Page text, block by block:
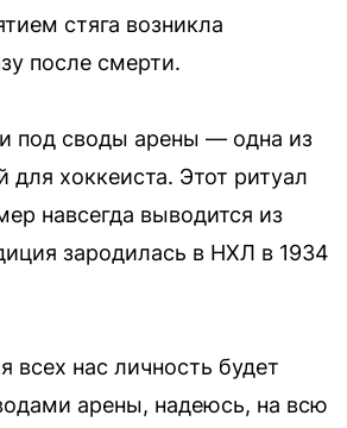
стяга возникла
после смерти.
под своды арены — одна из
для хоккеиста. Этот ритуал
навсегда выводится из
зародилась в НХЛ в 1934
всех нас личность будет
арены, надеюсь, на всю